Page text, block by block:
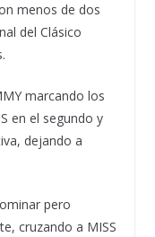
menos de dos
del Clásico
marcando los
en el segundo y
dejando a
pero
cruzando a MISS